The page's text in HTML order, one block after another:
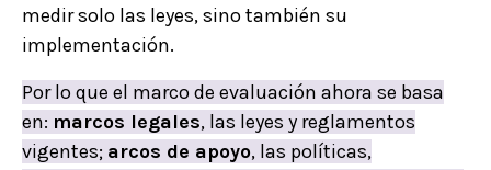
medir solo las leyes, sino también su
implementación.
Por lo que el marco de evaluación ahora se basa
en: marcos legales, las leyes y reglamentos
vigentes; arcos de apoyo, las políticas,